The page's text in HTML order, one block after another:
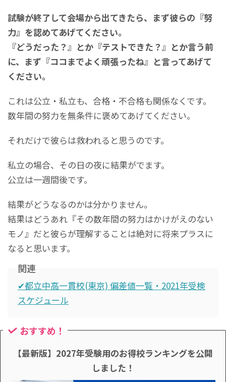
試験が終了して会場から出てきたら、まず彼らの『努
力』を認めてあげてください。
『どうだった？』とか『テストできた？』とか言う前
に、まず『ココまでよく頑張ったね』と言ってあげて
ください。
これは公立・私立も、合格・不合格も関係なくです。
数年間の努力を無条件に褒めてあげてください。
それだけで彼らは救われると思うのです。
私立の場合、その日の夜に結果がでます。
公立は一週間後です。
結果がどうなるのかは分かりません。
結果はどうあれ『その数年間の努力はかけがえのない
モノ』だと彼らが理解することは絶対に将来プラスに
なると思います。
関連
✔都立中高一貫校(東京) 偏差値一覧・2021年受検
スケジュール
おすすめ！
【最新版】2027年受験用のお得校ランキングを公開
しました！